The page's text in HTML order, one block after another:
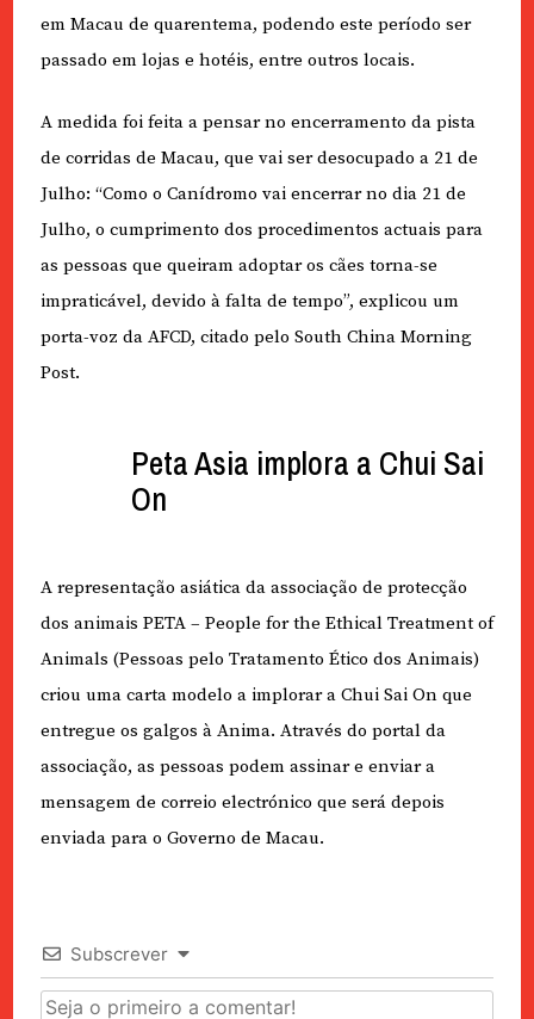
em Macau de quarentema, podendo este período ser
passado em lojas e hotéis, entre outros locais.
A medida foi feita a pensar no encerramento da pista
de corridas de Macau, que vai ser desocupado a 21 de
Julho: “Como o Canídromo vai encerrar no dia 21 de
Julho, o cumprimento dos procedimentos actuais para
as pessoas que queiram adoptar os cães torna-se
impraticável, devido à falta de tempo”, explicou um
porta-voz da AFCD, citado pelo South China Morning
Post.
Peta Asia implora a Chui Sai
On
A representação asiática da associação de protecção
dos animais PETA – People for the Ethical Treatment of
Animals (Pessoas pelo Tratamento Ético dos Animais)
criou uma carta modelo a implorar a Chui Sai On que
entregue os galgos à Anima. Através do portal da
associação, as pessoas podem assinar e enviar a
mensagem de correio electrónico que será depois
enviada para o Governo de Macau.
Subscrever